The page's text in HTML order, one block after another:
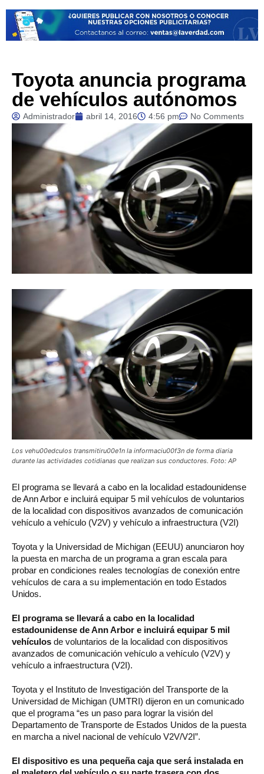
Toyota anuncia programa
de vehículos autónomos
Administrador abril 14, 2016 4:56 pm No Comments
Los vehu00edculos transmitiru00e1n la informaciu00f3n de forma diaria
durante las actividades cotidianas que realizan sus conductores. Foto: AP
El programa se llevará a cabo en la localidad estadounidense
de Ann Arbor e incluirá equipar 5 mil vehículos de voluntarios
de la localidad con dispositivos avanzados de comunicación
vehículo a vehículo (V2V) y vehículo a infraestructura (V2I)
Toyota y la Universidad de Michigan (EEUU) anunciaron hoy
la puesta en marcha de un programa a gran escala para
probar en condiciones reales tecnologías de conexión entre
vehículos de cara a su implementación en todo Estados
Unidos.
El programa se llevará a cabo en la localidad
estadounidense de Ann Arbor e incluirá equipar 5 mil
vehículos de voluntarios de la localidad con dispositivos
avanzados de comunicación vehículo a vehículo (V2V) y
vehículo a infraestructura (V2I).
Toyota y el Instituto de Investigación del Transporte de la
Universidad de Michigan (UMTRI) dijeron en un comunicado
que el programa “es un paso para lograr la visión del
Departamento de Transporte de Estados Unidos de la puesta
en marcha a nivel nacional de vehículo V2V/V2I”.
El dispositivo es una pequeña caja que será instalada en